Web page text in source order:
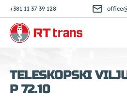
+381 11 37 39 128
TELESKOPSKI
P 72.10